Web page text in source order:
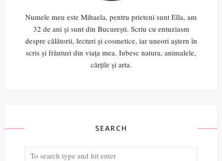
Numele meu este Mihaela, pentru prieteni sunt Ella, am
32 de ani și sunt din București. Scriu cu entuziasm
despre călătorii, lecturi și cosmetice, iar uneori aștern în
scris și frânturi din viața mea. Iubesc natura, animalele,
cărțile și arta.
SEARCH